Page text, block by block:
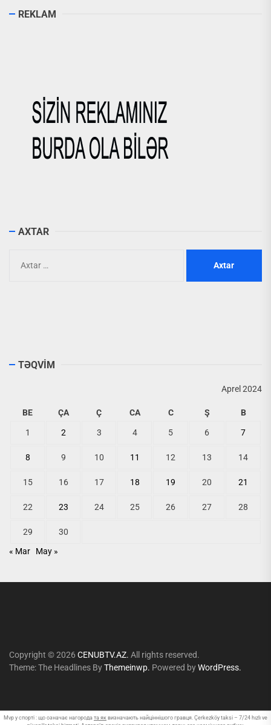
REKLAM
AXTAR
TƏQVİM
Aprel 2024
BE ÇA Ç CA C Ş B
1 2 3 4 5 6 7
8 9 10 11 12 13 14
15 16 17 18 19 20 21
22 23 24 25 26 27 28
29
30
« Mar
May »
Copyright © 2026 CENUBTV.AZ. All rights reserved.
Theme: The Headlines ByThemeinwp. Powered byWordPress.
Mvp у спорті : що означає нагорода та як визначають найціннішого гравця. Çerkezköy taksi – 7/24 hızlı ve